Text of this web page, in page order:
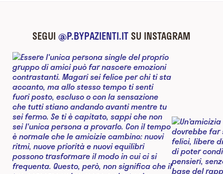
SEGUI @P.BYPAZIENTI.ITSU INSTAGRAM